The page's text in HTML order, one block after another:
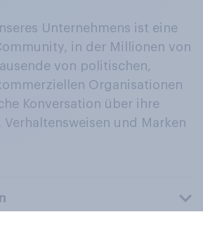
Unternehmens ist eine
in der Millionen von
von politischen,
Organisationen
Konversation über ihre
und Marken